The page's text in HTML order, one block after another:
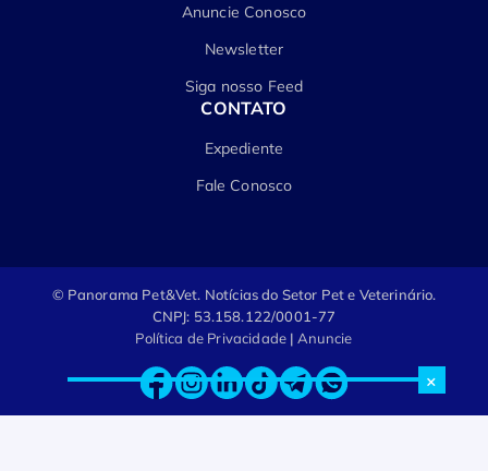
×
Anuncie Conosco
Newsletter
Siga nosso Feed
CONTATO
Expediente
Fale Conosco
© Panorama Pet&Vet. Notícias do Setor Pet e Veterinário.
CNPJ: 53.158.122/0001-77
Política de Privacidade | Anuncie